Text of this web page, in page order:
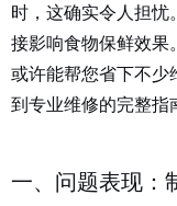
时，这确实令人担忧
接影响食物保鲜效果
或许能帮您省下不少
到专业维修的完整指
一、问题表现：